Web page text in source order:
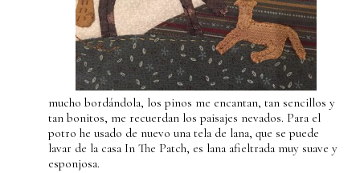
mucho bordándola, los pinos me encantan, tan sencillos y
tan bonitos, me recuerdan los paisajes nevados. Para el
potro he usado de nuevo una tela de lana, que se puede
lavar de la casa In The Patch, es lana afieltrada muy suave y
esponjosa.